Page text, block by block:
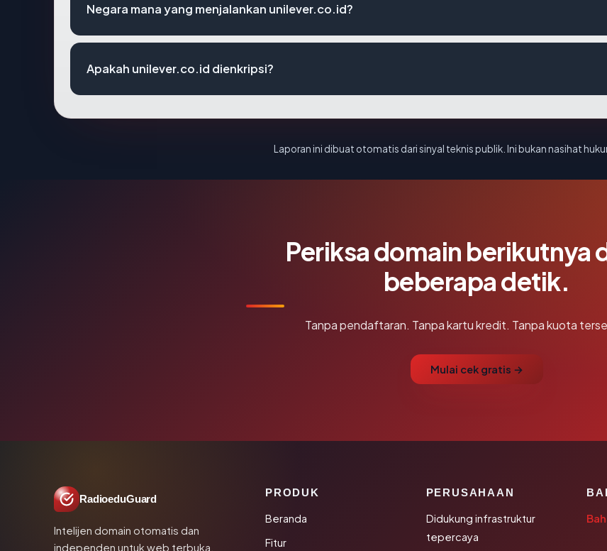
Negara mana yang menjalankan unilever.co.id?
Apakah unilever.co.id dienkripsi?
Laporan ini dibuat otomatis dari sinyal teknis publik. Ini bukan nasihat
Periksa domain berikutnya
beberapa detik.
Tanpa pendaftaran. Tanpa kartu kredit. Tanpa kuota
Mulai cek gratis →
RadioeduGuard
Intelijen domain otomatis dan
independen untuk web terbuka.
PRODUK
Beranda
Fitur
PERUSAHAAN
Didukung infrastruktur
tepercaya